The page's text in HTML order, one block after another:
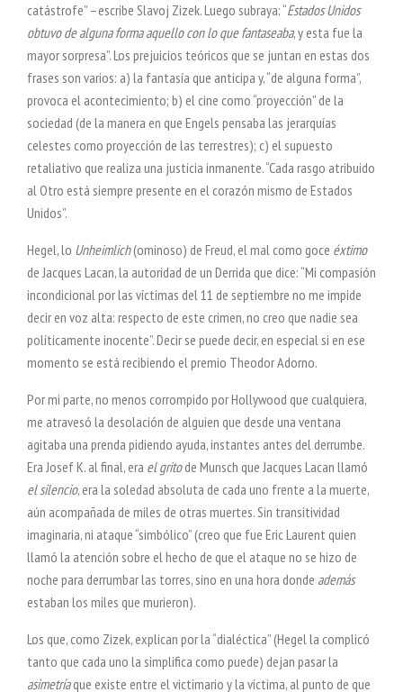
catástrofe” –escribe Slavoj Zizek. Luego subraya: “Estados Unidos
obtuvo de alguna forma aquello con lo que fantaseaba, y esta fue la
mayor sorpresa”. Los prejuicios teóricos que se juntan en estas dos
frases son varios: a) la fantasía que anticipa y, “de alguna forma”,
provoca el acontecimiento; b) el cine como “proyección” de la
sociedad (de la manera en que Engels pensaba las jerarquías
celestes como proyección de las terrestres); c) el supuesto
retaliativo que realiza una justicia inmanente. “Cada rasgo atribuido
al Otro está siempre presente en el corazón mismo de Estados
Unidos”.
Hegel, lo Unheimlich(ominoso) de Freud, el mal como goce éxtimo
de Jacques Lacan, la autoridad de un Derrida que dice: “Mi compasión
incondicional por las víctimas del 11 de septiembre no me impide
decir en voz alta: respecto de este crimen, no creo que nadie sea
políticamente inocente”. Decir se puede decir, en especial si en ese
momento se está recibiendo el premio Theodor Adorno.
Por mi parte, no menos corrompido por Hollywood que cualquiera,
me atravesó la desolación de alguien que desde una ventana
agitaba una prenda pidiendo ayuda, instantes antes del derrumbe.
Era Josef K. al final, era el gritode Munsch que Jacques Lacan llamó
elsilencio, era la soledad absoluta de cada uno frente a la muerte,
aún acompañada de miles de otras muertes. Sin transitividad
imaginaria, ni ataque “simbólico” (creo que fue Eric Laurent quien
llamó la atención sobre el hecho de que el ataque no se hizo de
noche para derrumbar las torres, sino en una hora donde además
estaban los miles que murieron).
Los que, como Zizek, explican por la “dialéctica” (Hegel la complicó
tanto que cada uno la simplifica como puede) dejan pasar la
asimetríaque existe entre el victimario y la víctima, al punto de que